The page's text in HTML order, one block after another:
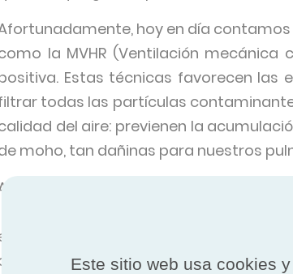
hoy en día
la MVHR (Ventilación mecánica
Estas técnicas favorecen las
todas las partículas
del aire: previenen la
moho, tan dañinas para nuestros
las empresas líderes en el
edificios pueden constituir una
la atmósfera. En sus propias
la antigua técnica de abrir
Este sitio web usa cookies